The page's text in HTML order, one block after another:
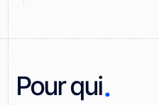
Pour qui.